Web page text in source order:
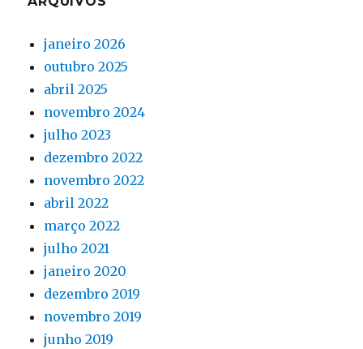
janeiro 2026
outubro 2025
abril 2025
novembro 2024
julho 2023
dezembro 2022
novembro 2022
abril 2022
março 2022
julho 2021
janeiro 2020
dezembro 2019
novembro 2019
junho 2019